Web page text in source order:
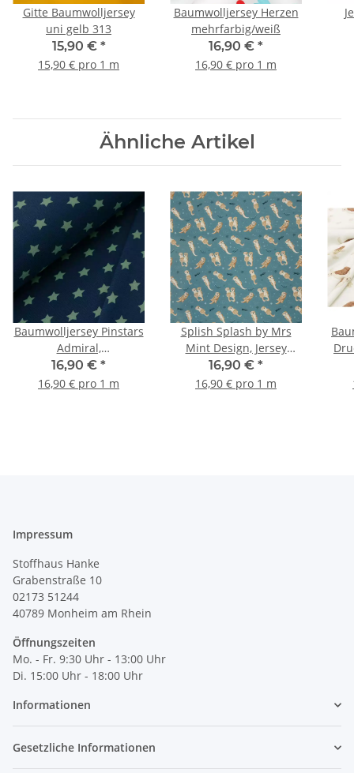
Gitte Baumwolljersey
uni gelb 313
15,90 € *
15,90 € pro 1 m
Baumwolljersey Herzen
mehrfarbig/weiß
16,90 € *
16,90 € pro 1 m
Ähnliche Artikel
Baumwolljersey Pinstars
Admiral,
blau/pastelgrün
16,90 € *
16,90 € pro 1 m
Splish Splash by Mrs
Mint Design, Jersey
Baumwolle, Otter blau
16,90 € *
16,90 € pro 1 m
Impressum
Stoffhaus Hanke
Grabenstraße 10
02173 51244
40789 Monheim am Rhein
Öffnungszeiten
Mo. - Fr. 9:30 Uhr - 13:00 Uhr
Di. 15:00 Uhr - 18:00 Uhr
Informationen
Gesetzliche Informationen